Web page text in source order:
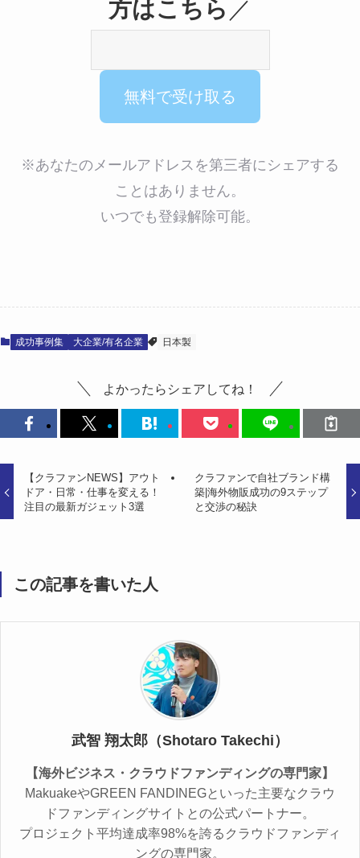
方はこちら ／
※あなたのメールアドレスを第三者にシェアする
ことはありません。
いつでも登録解除可能。
成功事例集 大企業/有名企業 日本製
よかったらシェアしてね！
【クラファンNEWS】アウト
ドア・日常・仕事を変える！
注目の最新ガジェット3選
クラファンで自社ブランド構
築|海外物販成功の9ステップ
と交渉の秘訣
この記事を書いた人
武智 翔太郎（Shotaro Takechi）
【海外ビジネス・クラウドファンディングの専門家】
MakuakeやGREEN FANDINEGといった主要なクラウ
ドファンディングサイトとの公式パートナー。
プロジェクト平均達成率98%を誇るクラウドファンディ
ングの専門家。